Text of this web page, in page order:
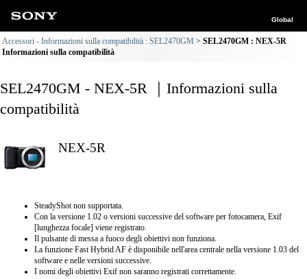
Global
Accessori - Informazioni sulla compatibilità : SEL2470GM
SEL2470GM : NEX-5R
Informazioni sulla compatibilità
SEL2470GM - NEX-5R ｜Informazioni sulla
compatibilità
NEX-5R
SteadyShot non supportata.
Con la versione 1.02 o versioni successive del software per fotocamera, Exif
[lunghezza focale] viene registrato.
Il pulsante di messa a fuoco degli obiettivi non funziona.
La funzione Fast Hybrid AF è disponibile nell'area centrale nella versione 1.03 del
software e nelle versioni successive.
I nomi degli obiettivi Exif non saranno registrati correttamente.